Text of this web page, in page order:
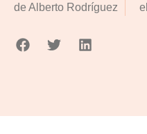
de Alberto Rodríguez el